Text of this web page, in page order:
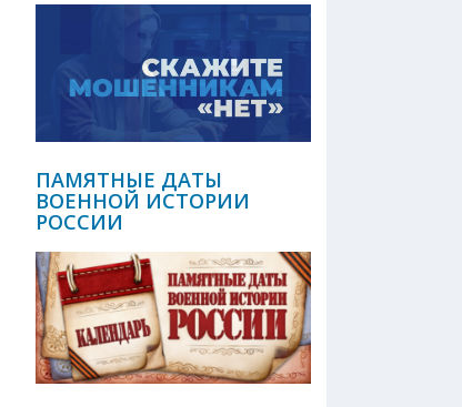
ПАМЯТНЫЕ ДАТЫ
ВОЕННОЙ ИСТОРИИ
РОССИИ